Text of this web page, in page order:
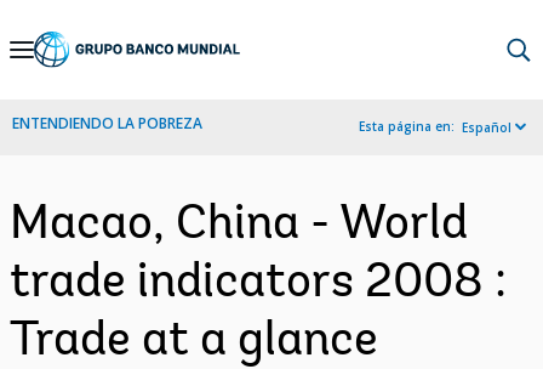
Skip
Navigation
ENTENDIENDO LA POBREZA Esta página en: Español
Macao, China - World
trade indicators 2008 :
Trade at a glance